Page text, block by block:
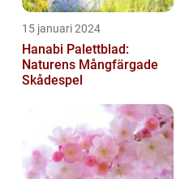
15 januari 2024
Hanabi Palettblad:
Naturens Mångfärgade
Skådespel